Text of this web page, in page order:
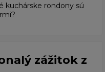
kuchárske rondony sú
zážitok z